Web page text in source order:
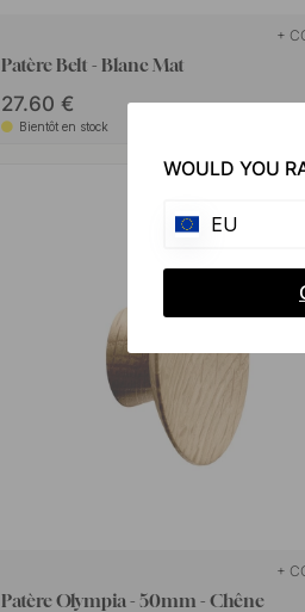
+
Patère Belt - Blanc Mat
27.60 €
Bientôt en stock
+
Patère Olympia - 50mm - Chêne
WOULD YOU
EU